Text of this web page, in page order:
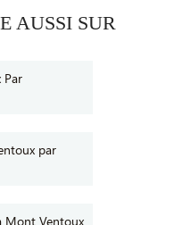
AUSSI SUR